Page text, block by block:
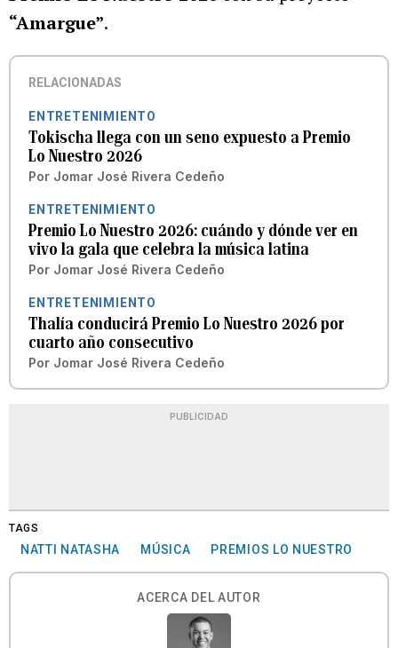
“Amargue”.
RELACIONADAS
ENTRETENIMIENTO
Tokischa llega con un seno expuesto a Premio
Lo Nuestro 2026
Por Jomar José Rivera Cedeño
ENTRETENIMIENTO
Premio Lo Nuestro 2026: cuándo y dónde ver en
vivo la gala que celebra la música latina
Por Jomar José Rivera Cedeño
ENTRETENIMIENTO
Thalía conducirá Premio Lo Nuestro 2026 por
cuarto año consecutivo
Por Jomar José Rivera Cedeño
PUBLICIDAD
TAGS
NATTI NATASHA MÚSICA PREMIOS LO NUESTRO
ACERCA DEL AUTOR